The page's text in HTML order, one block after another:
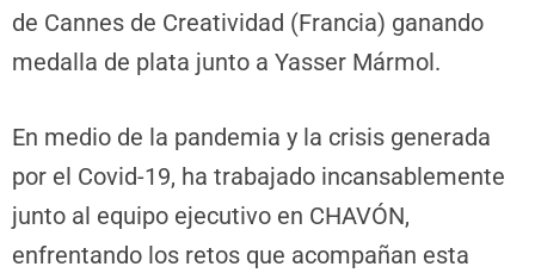
de Cannes de Creatividad (Francia) ganando
medalla de plata junto a Yasser Mármol.
En medio de la pandemia y la crisis generada
por el Covid-19, ha trabajado incansablemente
junto al equipo ejecutivo en CHAVÓN,
enfrentando los retos que acompañan esta